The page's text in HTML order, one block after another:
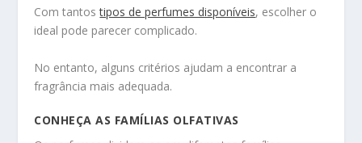
Com tantostipos de perfumes disponíveis, escolher o
ideal pode parecer complicado.
No entanto, alguns critérios ajudam a encontrar a
fragrância mais adequada.
CONHEÇA AS FAMÍLIAS OLFATIVAS